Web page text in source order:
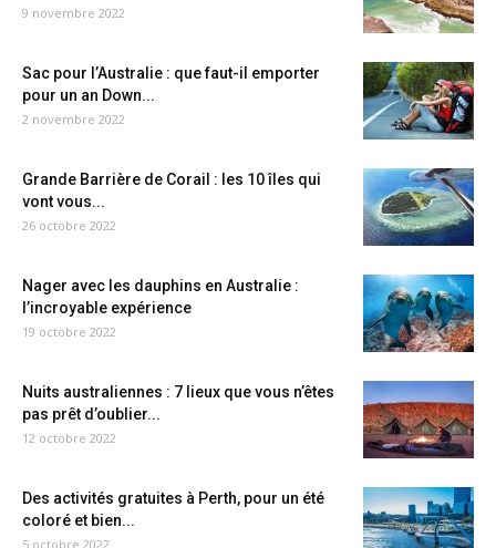
9 novembre 2022
Sac pour l’Australie : que faut-il emporter
pour un an Down...
2 novembre 2022
Grande Barrière de Corail : les 10 îles qui
vont vous...
26 octobre 2022
Nager avec les dauphins en Australie :
l’incroyable expérience
19 octobre 2022
Nuits australiennes : 7 lieux que vous n’êtes
pas prêt d’oublier...
12 octobre 2022
Des activités gratuites à Perth, pour un été
coloré et bien...
5 octobre 2022